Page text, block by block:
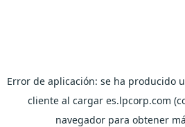
Error de aplicación: se ha producido
cliente al cargar es.lpcorp.com
navegador para obtener